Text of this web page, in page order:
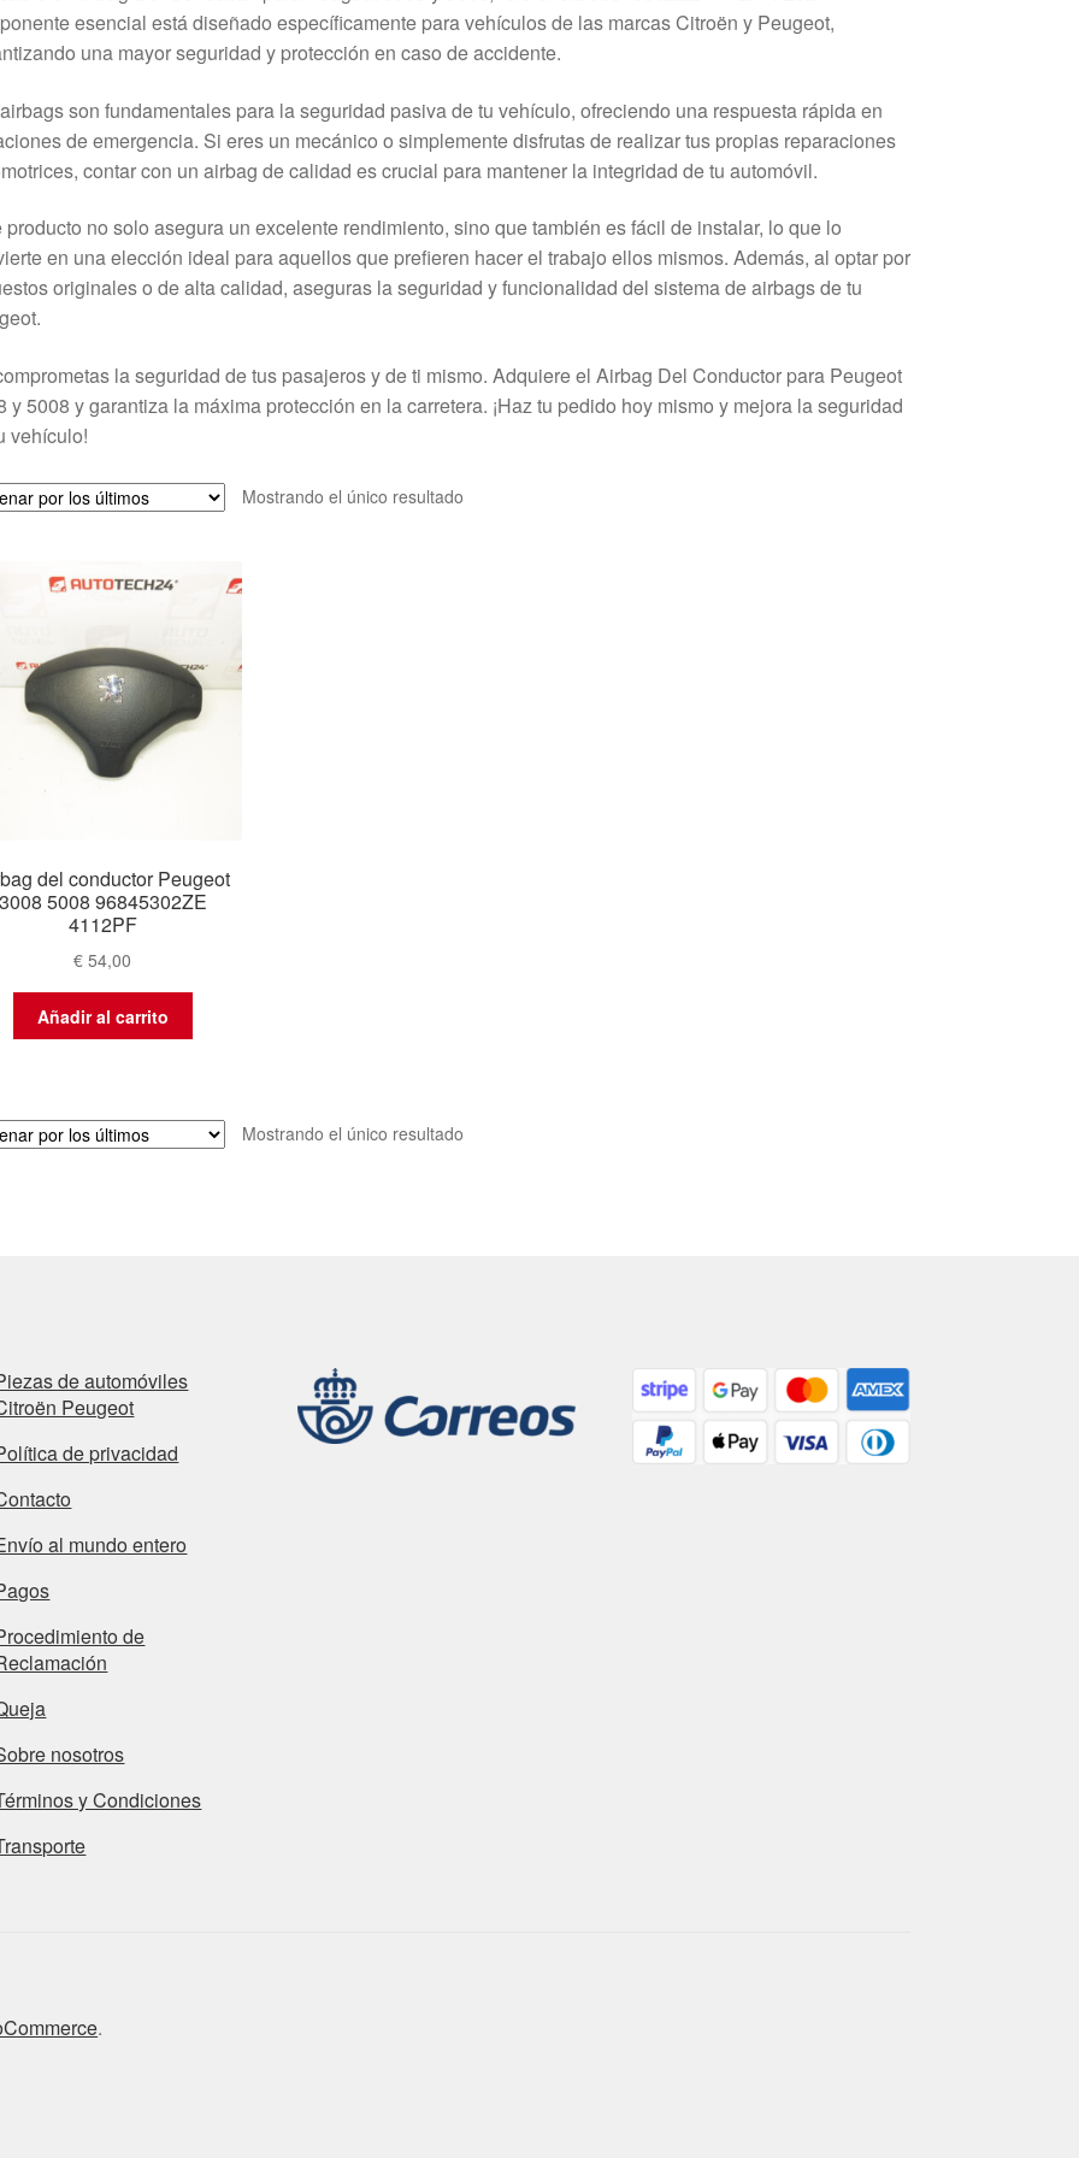
esencial está diseñado específicamente para vehículos de las marcas Citroën y Peugeot,
una mayor seguridad y protección en caso de accidente.
son fundamentales para la seguridad pasiva de tu vehículo, ofreciendo una respuesta rápida en
de emergencia. Si eres un mecánico o simplemente disfrutas de realizar tus propias reparaciones
contar con un airbag de calidad es crucial para mantener la integridad de tu automóvil.
producto no solo asegura un excelente rendimiento, sino que también es fácil de instalar, lo que lo
en una elección ideal para aquellos que prefieren hacer el trabajo ellos mismos. Además, al optar por
originales o de alta calidad, aseguras la seguridad y funcionalidad del sistema de airbags de tu
la seguridad de tus pasajeros y de ti mismo. Adquiere el Airbag Del Conductor para Peugeot
y 5008 y garantiza la máxima protección en la carretera. ¡Haz tu pedido hoy mismo y mejora la seguridad
vehículo!
Mostrando el único resultado
del conductor Peugeot
5008 96845302ZE
4112PF
€ 54,00
Añadir al carrito
Mostrando el único resultado
de automóviles
Peugeot
de privacidad
al mundo entero
de
nosotros
y Condiciones
.